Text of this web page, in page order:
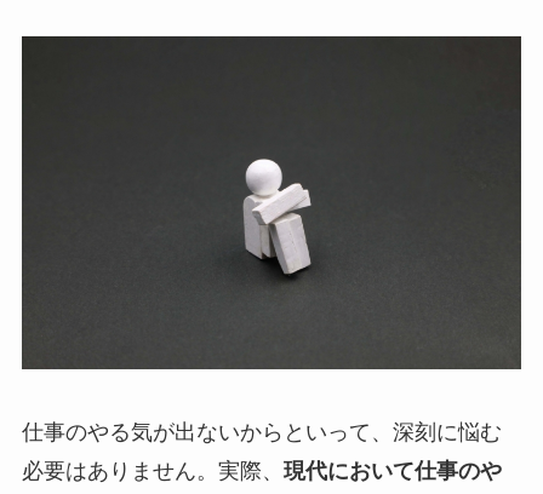
仕事のやる気が出ないからといって、深刻に悩む
必要はありません。実際、 現代において仕事のや